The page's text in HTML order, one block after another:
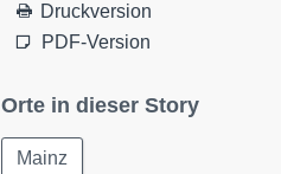
Druckversion
PDF-Version
Orte in dieser Story
Mainz